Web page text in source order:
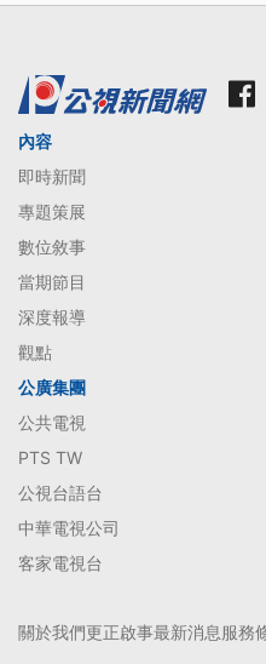
內容
即時新聞
專題策展
數位敘事
當期節目
深度報導
觀點
公廣集團
公共電視
PTS TW
公視台語台
中華電視公司
客家電視台
關於我們更正啟事最新消息服務